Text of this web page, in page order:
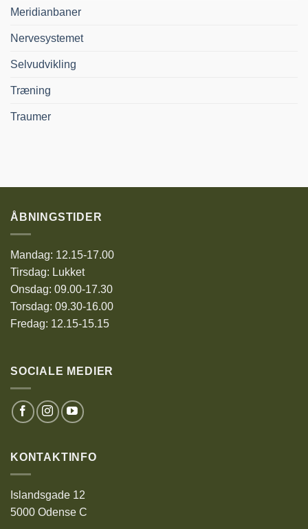
Meridianbaner
Nervesystemet
Selvudvikling
Træning
Traumer
ÅBNINGSTIDER
Mandag: 12.15-17.00
Tirsdag: Lukket
Onsdag: 09.00-17.30
Torsdag: 09.30-16.00
Fredag: 12.15-15.15
SOCIALE MEDIER
KONTAKTINFO
Islandsgade 12
5000 Odense C